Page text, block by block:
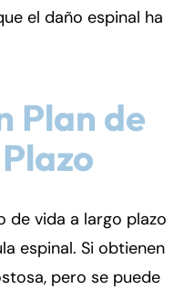
el daño espinal ha
Plan de
de vida a largo plazo
espinal. Si obtienen
pero se puede